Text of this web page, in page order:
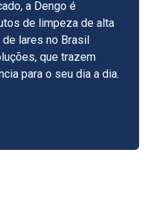
a Dengo é
de limpeza de alta
lares no Brasil
que trazem
para o seu dia a dia.